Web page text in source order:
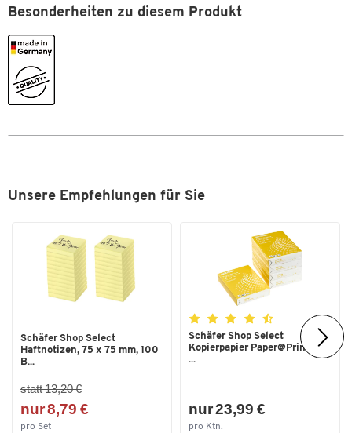
Besonderheiten zu diesem Produkt
Unsere Empfehlungen für Sie
Schäfer Shop Select
Haftnotizen, 75 x 75 mm, 100
B...
statt 13,20 €
nur 8,79 €
pro Set
Schäfer Shop Select
Kopierpapier Paper@Print, DIN
...
nur 23,99 €
pro Ktn.